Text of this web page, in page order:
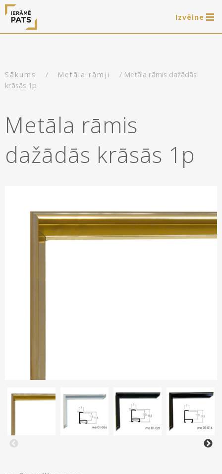
Izvēlne
Autorizēties
Ierāmēšanas darbus
Arti Teq gleznu piekāršanas sistēmas
E-veikals
Akcijas
Gatavie metāla rāmji
Gleznu piekāršanas sistēmas
Paveiktais
Rāmji
Stikls
Par mums
Sākums / Metāla rāmji
/ Metāla rāmis dažādās
krāsās 1p
Metāla rāmis
dažādās krāsās 1p